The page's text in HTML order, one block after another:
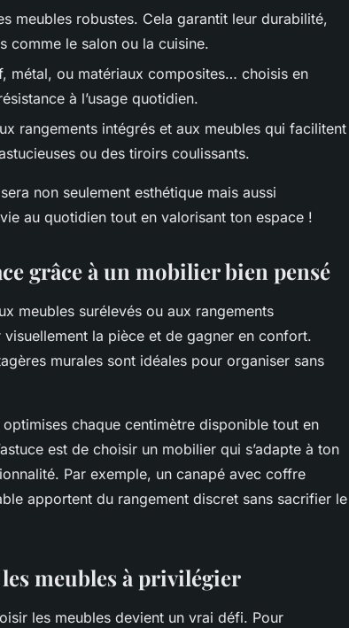
meubles robustes. Cela garantit leur durabilité,
comme le salon ou la cuisine.
métal, ou matériaux composites… choisis en
à l’usage quotidien.
rangements intégrés et aux meubles qui facilitent
ou des tiroirs coulissants.
non seulement esthétique mais aussi
au quotidien tout en valorisant ton espace !
grâce à un mobilier bien pensé
meubles surélevés ou aux rangements
la pièce et de gagner en confort.
murales sont idéales pour organiser sans
chaque centimètre disponible tout en
est de choisir un mobilier qui s’adapte à ton
Par exemple, un canapé avec coffre
apportent du rangement discret sans sacrifier le
meubles à privilégier
les meubles devient un vrai défi. Pour